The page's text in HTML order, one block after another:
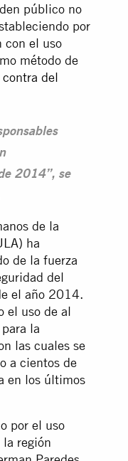
público no
por
con el uso
método de
contra del
2014”, se
de la
ha
de la fuerza
del
el año 2014.
el uso de al
la
las cuales se
a cientos de
en los últimos
por el uso
región